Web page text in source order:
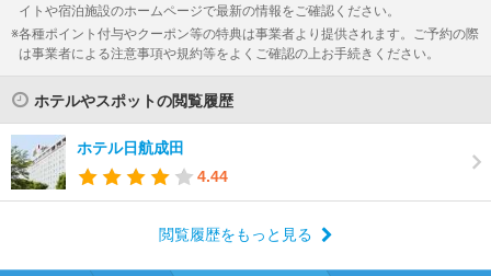
イトや宿泊施設のホームページで最新の情報をご確認ください。
各種ポイント付与やクーポン等の特典は事業者より提供されます。ご予約の際
は事業者による注意事項や規約等をよくご確認の上お手続きください。
ホテルやスポットの閲覧履歴
ホテル日航成田
4.44
閲覧履歴をもっと見る